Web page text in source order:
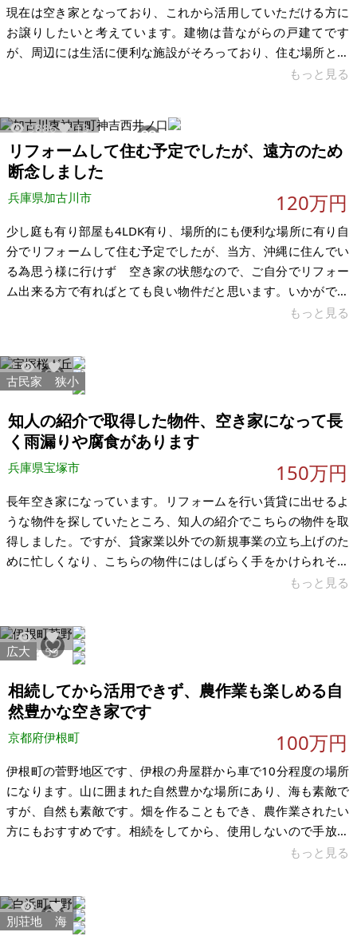
現在は空き家となっており、これから活用していただける方に
お譲りしたいと考えています。建物は昔ながらの戸建てです
が、周辺には生活に便利な施設がそろっており、住む場所とし
ての使いやすさを感じる立地です。場所の詳細は防犯面も考
囲気も含めて判断していただければと思っています。 希望価格
は下記の通りです。現況のままでのお引渡しを予定しており、
まずは実際にご覧いただいたうえでご検討いただければと思い
ます。時期については、空き家のため比較
もっと見る
3886 13
リフォームして住む予定でしたが、遠方のため
断念しました
兵庫県加古川市 120万円
少し庭も有り部屋も4LDK有り、場所的にも便利な場所に有り自
分でリフォームして住む予定でしたが、当方、沖縄に住んでい
る為思う様に行けず 空き家の状態なので、ご自分でリフォー
ム出来る方で有ればとても良い物件だと思います。いかがです
か。空き家になって数年経過しております。トイレ、浴槽、キ
ます。 【物件概要】※区分所有 場所：兵庫県加古川市東神吉町
神吉 土地：216.92㎡ 持分十分の一 建物：64.15㎡ 構造：RC
現況：空き家 希望価格：120万円 ※現状有姿、および公簿売買
もっと見る
10535 21
古民家 狭小
知人の紹介で取得した物件、空き家になって長
く雨漏りや腐食があります
兵庫県宝塚市 150万円
長年空き家になっています。リフォームを行い賃貸に出せるよ
うな物件を探していたところ、知人の紹介でこちらの物件を取
得しました。ですが、貸家業以外での新規事業の立ち上げのた
めに忙しくなり、こちらの物件にはしばらく手をかけられそう
にないため、購入してくださる方を探しております。空室のた
かと思います。上水と電気は通っています（現状契約はしてい
ません）。建物は未登記です。雨漏りが発生していて、腐食箇
所も多いです。道路から敷地へは、通路（通行承諾未取得）を
通る必要があり、再建築不可です。 【
もっと見る
5912 59
広大
相続してから活用できず、農作業も楽しめる自
然豊かな空き家です
京都府伊根町 100万円
伊根町の菅野地区です、伊根の舟屋群から車で10分程度の場所
になります。山に囲まれた自然豊かな場所にあり、海も素敵で
すが、自然も素敵です。畑を作ることもでき、農作業されたい
方にもおすすめです。相続をしてから、使用しないので手放す
ことになりました。残置物はそのまま置いておきます。その分
検討宜しくお願い致します。 建物、設備も修繕必須です。残置
物込みの金額です。 【物件概要】※古屋付土地 場所：京都府与
もっと見る
77792 254
別荘地 海